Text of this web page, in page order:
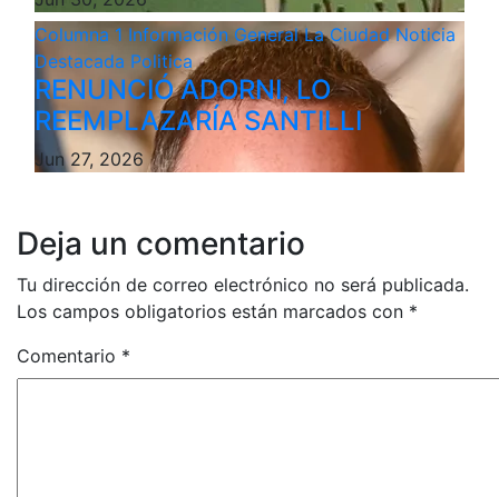
Columna 1 Información GeneralLa CiudadNoticia
Destacada Politica
RENUNCIÓ ADORNI, LO
REEMPLAZARÍA SANTILLI
Jun 27, 2026
Deja un comentario
Tu dirección de correo electrónico no será publicada.
Los campos obligatorios están marcados con *
Comentario *